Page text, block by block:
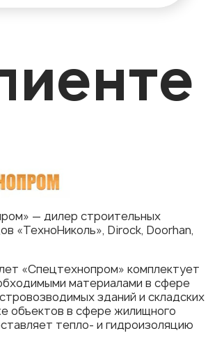
— дилер строительных
«ТехноНиколь», Dirock, Doorhan,
«Спецтехнопром» комплектует
материалами в сфере
зданий и складских
объектов в сфере жилищного
тепло- и гидроизоляцию